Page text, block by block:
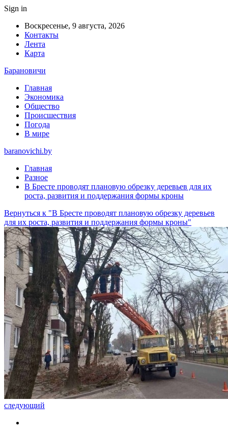
Sign in
Воскресенье, 9 августа, 2026
Контакты
Лента
Карта
Барановичи
Главная
Экономика
Общество
Происшествия
Погода
В мире
baranovichi.by
Главная
Разное
В Бресте проводят плановую обрезку деревьев для их
роста, развития и поддержания формы кроны
Вернуться к "В Бресте проводят плановую обрезку деревьев
для их роста, развития и поддержания формы кроны"
следующий